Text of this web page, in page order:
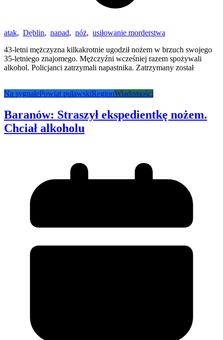
atak, Dęblin, napad, nóż, usiłowanie morderstwa
43-letni mężczyzna kilkakrotnie ugodził nożem w brzuch swojego
35-letniego znajomego. Mężczyźni wcześniej razem spożywali
alkohol. Policjanci zatrzymali napastnika. Zatrzymany został
Na sygnalePowiat puławskiRegionWiadomości
Baranów: Straszył ekspedientkę nożem.
Chciał alkoholu